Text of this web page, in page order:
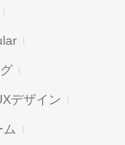
デザイン
ム